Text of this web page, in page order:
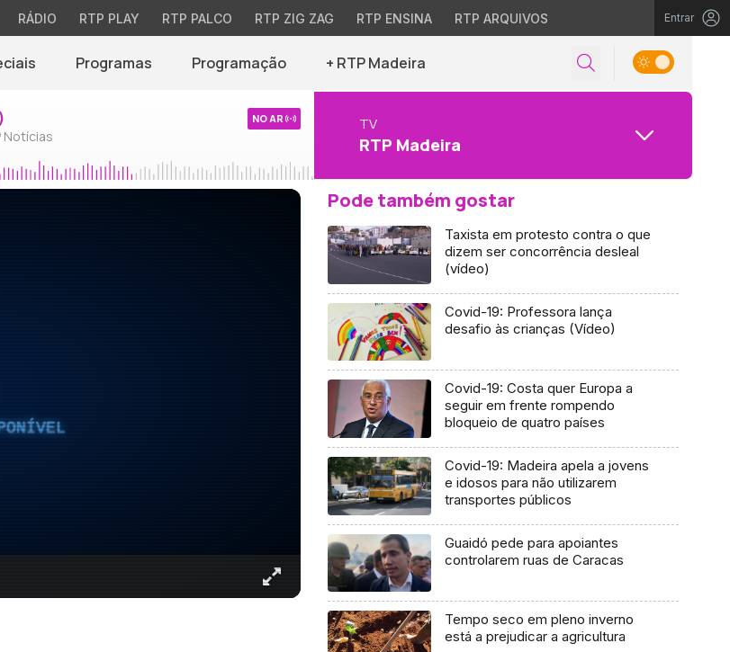
RÁDIO RTP PLAY RTP PALCO RTP ZIG ZAG RTP ENSINA RTP ARQUIVOS Entrar
Programas Programação + RTP Madeira
Notícias
NO AR TV
RTP Madeira
Pode também gostar
Taxista em protesto contra o que
dizem ser concorrência desleal
(vídeo)
Covid-19: Professora lança
desafio às crianças (Vídeo)
Covid-19: Costa quer Europa a
seguir em frente rompendo
bloqueio de quatro países
Covid-19: Madeira apela a jovens
e idosos para não utilizarem
transportes públicos
Guaidó pede para apoiantes
controlarem ruas de Caracas
Tempo seco em pleno inverno
está a prejudicar a agricultura